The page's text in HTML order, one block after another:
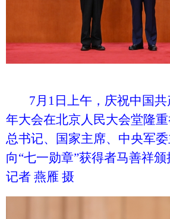
7月1日上午，庆祝中国共
年大会在北京人民大会堂隆
总书记、国家主席、中央军
向“七一勋章”获得者马善祥
记者 燕雁 摄